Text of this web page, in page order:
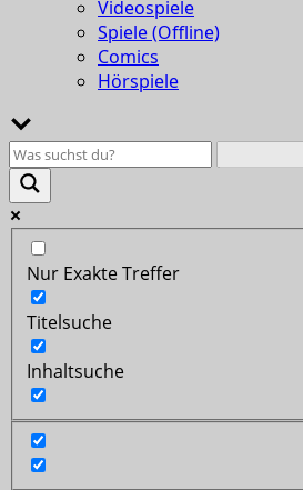
Videospiele
Spiele (Offline)
Comics
Hörspiele
Nur Exakte Treffer
Titelsuche
Inhaltsuche